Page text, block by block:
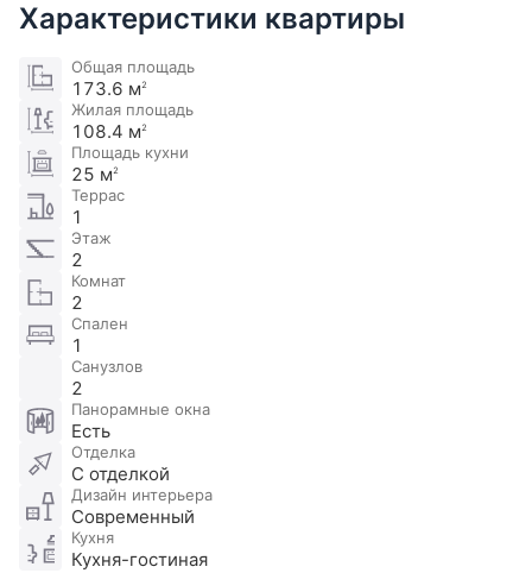
Характеристики квартиры
Общая площадь
173.6 м2
Жилая площадь
108.4 м2
Площадь кухни
25 м2
Террас
1
Этаж
2
Комнат
2
Спален
1
Санузлов
2
Панорамные окна
Есть
Отделка
С отделкой
Дизайн интерьера
Современный
Кухня
Кухня-гостиная